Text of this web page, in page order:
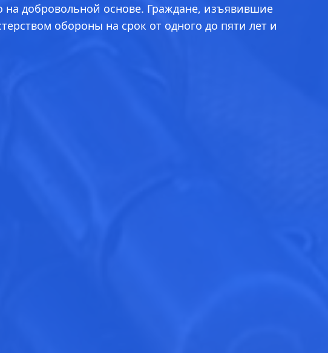
на добровольной основе. Граждане, изъявившие
обороны на срок от одного до пяти лет и